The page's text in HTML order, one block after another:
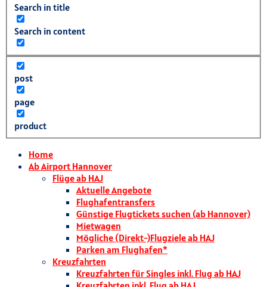
Search in title
Search in content
post
page
product
Home
Ab Airport Hannover
Flüge ab HAJ
Aktuelle Angebote
Flughafentransfers
Günstige Flugtickets suchen (ab Hannover)
Mietwagen
Mögliche (Direkt-)Flugziele ab HAJ
Parken am Flughafen*
Kreuzfahrten
Kreuzfahrten für Singles inkl. Flug ab HAJ